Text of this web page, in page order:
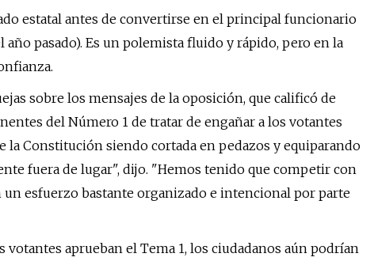
estatal antes de convertirse en el principal funcionario
pasado). Es un polemista fluido y rápido, pero en la
sobre los mensajes de la oposición, que calificó de
del Número 1 de tratar de engañar a los votantes
Constitución siendo cortada en pedazos y equiparando
fuera de lugar", dijo. "Hemos tenido que competir con
esfuerzo bastante organizado e intencional por parte
aprueban el Tema 1, los ciudadanos aún podrían